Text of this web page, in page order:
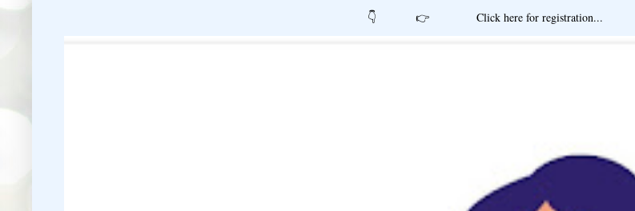
👇 👉 Click here for registration...